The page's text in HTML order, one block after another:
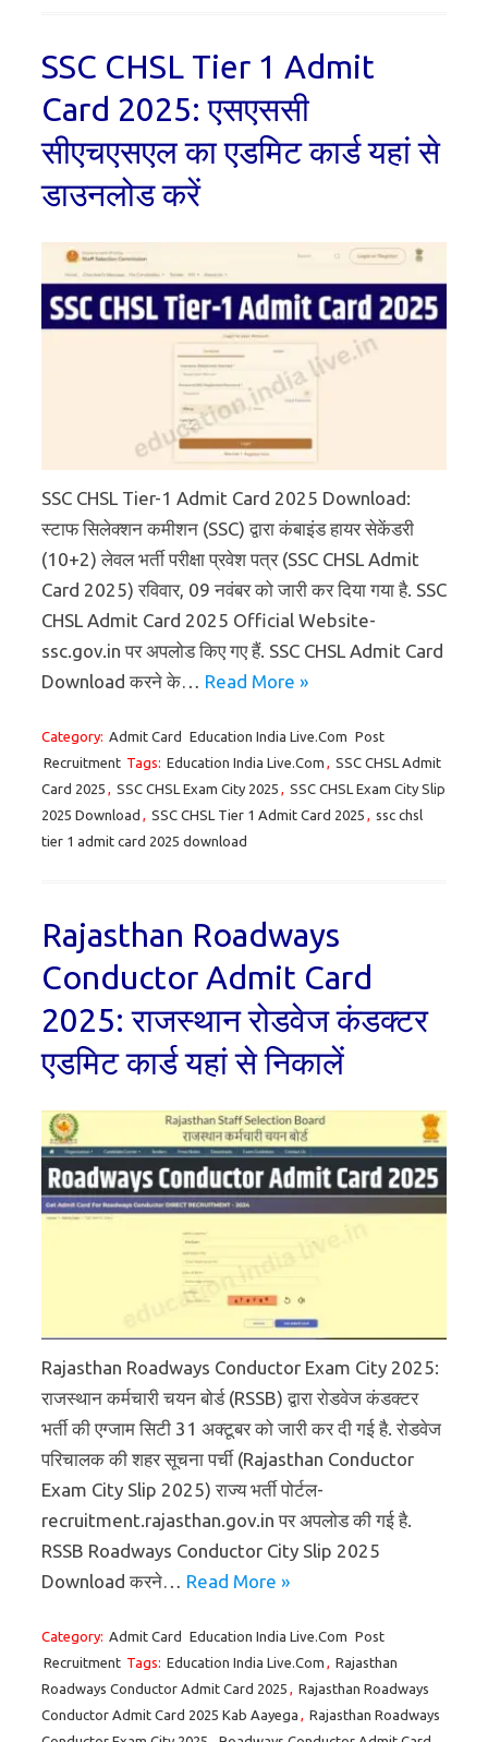
SSC CHSL Tier 1 Admit
Card 2025: एसएससी
सीएचएसएल का एडमिट कार्ड यहां से
डाउनलोड करें
SSC CHSL Tier-1 Admit Card 2025 Download:
स्टाफ सिलेक्शन कमीशन (SSC) द्वारा कंबाइंड हायर सेकेंडरी
(10+2) लेवल भर्ती परीक्षा प्रवेश पत्र (SSC CHSL Admit
Card 2025) रविवार, 09 नवंबर को जारी कर दिया गया है. SSC
CHSL Admit Card 2025 Official Website-
ssc.gov.in पर अपलोड किए गए हैं. SSC CHSL Admit Card
Download करने के… Read More »
Category: Admit Card Education India Live.Com Post
Recruitment Tags: Education India Live.Com , SSC CHSL Admit
Card 2025 , SSC CHSL Exam City 2025 , SSC CHSL Exam City Slip
2025 Download , SSC CHSL Tier 1 Admit Card 2025 , ssc chsl
tier 1 admit card 2025 download
Rajasthan Roadways
Conductor Admit Card
2025: राजस्थान रोडवेज कंडक्टर
एडमिट कार्ड यहां से निकालें
Rajasthan Roadways Conductor Exam City 2025:
राजस्थान कर्मचारी चयन बोर्ड (RSSB) द्वारा रोडवेज कंडक्टर
भर्ती की एग्जाम सिटी 31 अक्टूबर को जारी कर दी गई है. रोडवेज
परिचालक की शहर सूचना पर्ची (Rajasthan Conductor
Exam City Slip 2025) राज्य भर्ती पोर्टल-
recruitment.rajasthan.gov.in पर अपलोड की गई है.
RSSB Roadways Conductor City Slip 2025
Download करने… Read More »
Category: Admit Card Education India Live.Com Post
Recruitment Tags: Education India Live.Com , Rajasthan
Roadways Conductor Admit Card 2025 , Rajasthan Roadways
Conductor Admit Card 2025 Kab Aayega , Rajasthan Roadways